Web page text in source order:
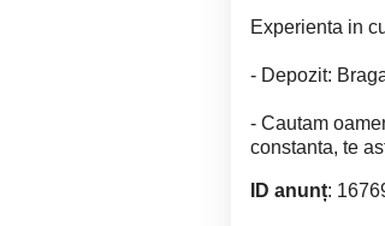
Experienta in
- Depozit:
- Cautam
constanta, te
ID anunț: